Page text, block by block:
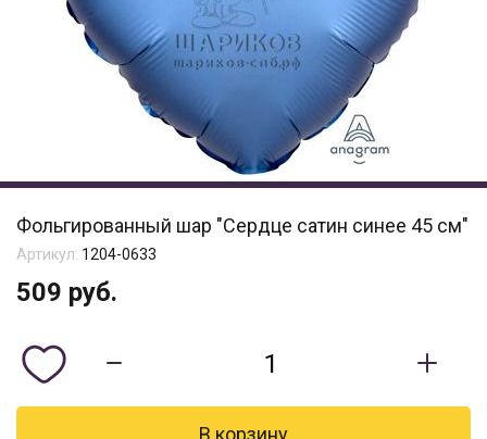
Фольгированный шар "Сердце сатин синее 45 см"
Артикул: 1204-0633
509 руб.